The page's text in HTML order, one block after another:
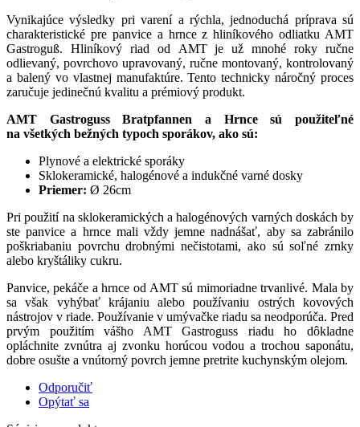
Vynikajúce výsledky pri varení a rýchla, jednoduchá príprava sú
charakteristické pre panvice a hrnce z hliníkového odliatku AMT
Gastroguß. Hliníkový riad od AMT je už mnohé roky ručne
odlievaný, povrchovo upravovaný, ručne montovaný, kontrolovaný
a balený vo vlastnej manufaktúre. Tento technicky náročný proces
zaručuje jedinečnú kvalitu a prémiový produkt.
AMT Gastroguss Bratpfannen a Hrnce sú použiteľné
na všetkých bežných typoch sporákov, ako sú:
Plynové a elektrické sporáky
Sklokeramické, halogénové a indukčné varné dosky
Priemer: Ø 26cm
Pri použití na sklokeramických a halogénových varných doskách by
ste panvice a hrnce mali vždy jemne nadnášať, aby sa zabránilo
poškriabaniu povrchu drobnými nečistotami, ako sú soľné zrnky
alebo kryštáliky cukru.
Panvice, pekáče a hrnce od AMT sú mimoriadne trvanlivé. Mala by
sa však vyhýbať krájaniu alebo používaniu ostrých kovových
nástrojov v riade. Používanie v umývačke riadu sa neodporúča. Pred
prvým použitím vášho AMT Gastroguss riadu ho dôkladne
opláchnite zvnútra aj zvonku horúcou vodou a trochou saponátu,
dobre osušte a vnútorný povrch jemne pretrite kuchynským olejom.
Odporučiť
Opýtať sa